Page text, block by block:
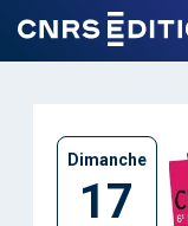
Dimanche
17